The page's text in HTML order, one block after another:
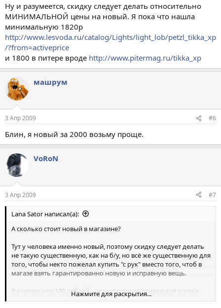
Ну и разумеется, скидку следует делать относительно
МИНИМАЛЬНОЙ цены на новый. Я пока что нашла
минимальную 1820р
http://www.lesvoda.ru/catalog/Lights/light_lob/petzl_tikka_xp
/?from=activeprice
и 1800 в питере вроде http://www.pitermag.ru/tikka_xp
машрум
3 Апр 2009 #6
Блин, я новый за 2000 возьму проще.
VoRoN
3 Апр 2009 #7
Lana Sator написал(а):
А сколько стоит новый в магазине?
Тут у человека именно новый, поэтому скидку следует делать
не такую существенную, как на б/у, но всё же существенную для
того, чтобы некто пожелал купить "с рук" вместо того, чтоб в
магазе взять гарантированно новую и исправную вещь.
Я считаю, что 100 рублей - недостаточная скидка для успеха
реализации. Хотя бы рублей 300-500 уже кого-то заинтересуют.
Нажмите для раскрытия...